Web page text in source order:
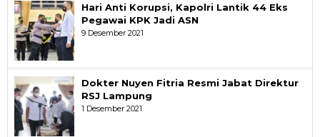
Hari Anti Korupsi, Kapolri Lantik 44 Eks
Pegawai KPK Jadi ASN
9 Desember 2021
Dokter Nuyen Fitria Resmi Jabat Direktur
RSJ Lampung
1 Desember 2021